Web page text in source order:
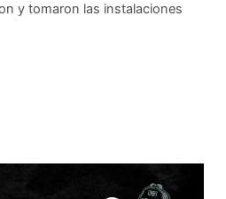
y tomaron las instalaciones